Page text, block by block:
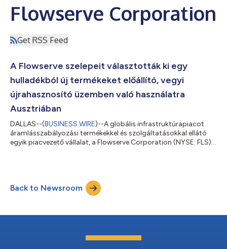
Flowserve Corporation
Get RSS Feed
A Flowserve szelepeit választották ki egy
hulladékból új termékeket előállító, vegyi
újrahasznosító üzemben való használatra
Ausztriában
DALLAS--(BUSINESS WIRE)--A globális infrastruktúrapiacot
áramlásszabályozási termékekkel és szolgáltatásokkal ellátó
egyik piacvezető vállalat, a Flowserve Corporation (NYSE: FLS)
üzemének, amely Ausztriában, a Bécstől körülbelül 16 km-re dél-
keleti irányban található Schwechat városában működik. Az
OMV bemutató üzeme a cé...
Back to Newsroom